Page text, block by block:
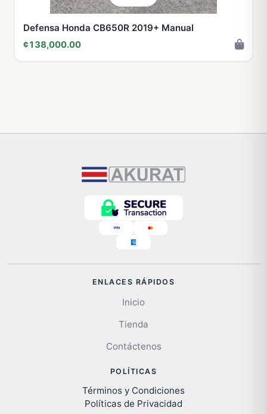
Defensa Honda CB650R 2019+ Manual
¢138,000.00
ENLACES RÁPIDOS
Inicio
Tienda
Contáctenos
POLÍTICAS
Términos y Condiciones
Políticas de Privacidad